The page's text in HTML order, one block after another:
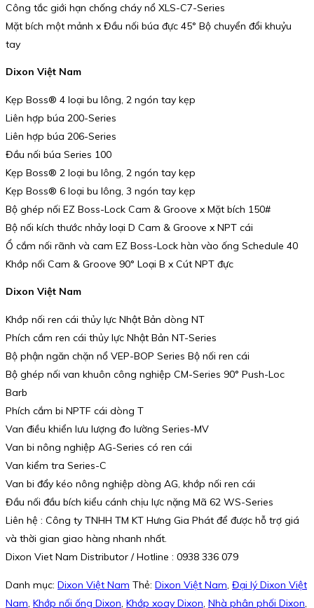
Công tắc giới hạn chống cháy nổ XLS-C7-Series
Mặt bích một mảnh x Đầu nối búa đực 45° Bộ chuyển đổi khuỷu
tay
Dixon Việt Nam
Kẹp Boss® 4 loại bu lông, 2 ngón tay kẹp
Liên hợp búa 200-Series
Liên hợp búa 206-Series
Đầu nối búa Series 100
Kẹp Boss® 2 loại bu lông, 2 ngón tay kẹp
Kẹp Boss® 6 loại bu lông, 3 ngón tay kẹp
Bộ ghép nối EZ Boss-Lock Cam & Groove x Mặt bích 150#
Bộ nối kích thước nhảy loại D Cam & Groove x NPT cái
Ổ cắm nối rãnh và cam EZ Boss-Lock hàn vào ống Schedule 40
Khớp nối Cam & Groove 90° Loại B x Cút NPT đực
Dixon Việt Nam
Khớp nối ren cái thủy lực Nhật Bản dòng NT
Phích cắm ren cái thủy lực Nhật Bản NT-Series
Bộ phận ngăn chặn nổ VEP-BOP Series Bộ nối ren cái
Bộ ghép nối van khuôn công nghiệp CM-Series 90° Push-Loc
Barb
Phích cắm bi NPTF cái dòng T
Van điều khiển lưu lượng đo lường Series-MV
Van bi nông nghiệp AG-Series có ren cái
Van kiểm tra Series-C
Van bi đẩy kéo nông nghiệp dòng AG, khớp nối ren cái
Đầu nối đầu bích kiểu cánh chịu lực nặng Mã 62 WS-Series
Liên hệ : Công ty TNHH TM KT Hưng Gia Phát để được hỗ trợ giá
và thời gian giao hàng nhanh nhất.
Dixon Viet Nam Distributor / Hotline : 0938 336 079
Danh mục: Dixon Việt Nam Thẻ: Dixon Việt Nam, Đại lý Dixon Việt
Nam, Khớp nối ống Dixon, Khớp xoay Dixon, Nhà phân phối Dixon,